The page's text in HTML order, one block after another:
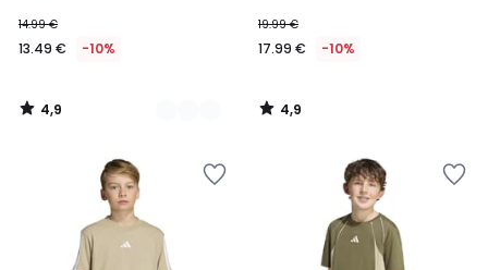
14.99 €
13.49 € -10%
4,9
/
19.99 €
17.99 € -10%
4,9
/